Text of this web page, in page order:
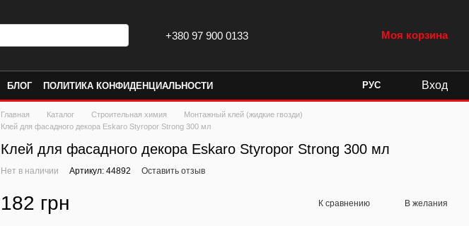
+380 97 900 0133 Моя корзина
БЛОГ ПОЛИТИКА КОНФИДЕНЦИАЛЬНОСТИ РУС Вход
Главная Каталог Строительная химия
Монтажный клей (жидкие гвозди)
Клей для фасадного декора Eskaro Styropor Strong 300 мл
Клей для фасадного декора Eskaro Styropor Strong 300 мл
Нет в наличии Артикул: 44892 Оставить отзыв
182 грн К сравнению В желания